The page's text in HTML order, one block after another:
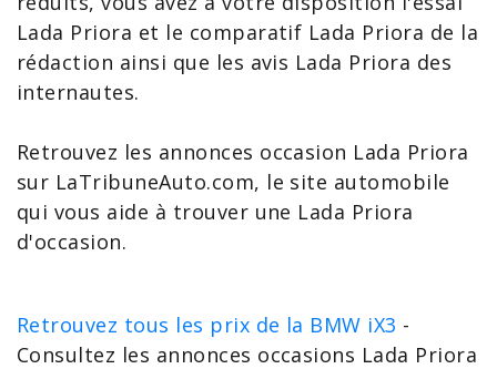
Lada Priora et le comparatif Lada Priora de la
rédaction ainsi que les avis Lada Priora des
internautes.
Retrouvez les annonces occasion Lada Priora
sur LaTribuneAuto.com, le site automobile
qui vous aide à trouver une Lada Priora
d'occasion.
Retrouvez tous les prix de la BMW iX3 -
Consultez les annonces occasions Lada Priora